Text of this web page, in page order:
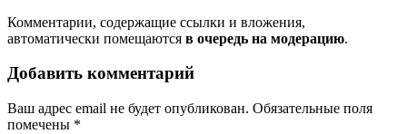
Комментарии, содержащие ссылки и вложения,
автоматически помещаются в очередь на модерацию.
Добавить комментарий
Ваш адрес email не будет опубликован. Обязательные поля
помечены *